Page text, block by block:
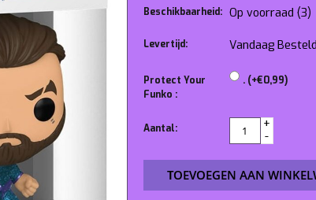
Beschikbaarheid: Op voorraad (3)
Levertijd: Vandaag
Protect Your
Funko :
. (+€0,99)
Aantal:
+
-
TOEVOEGEN AAN